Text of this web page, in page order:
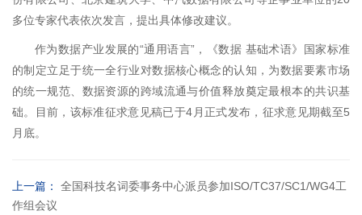
多位专家代表依次发言，提出具体修改建议。
作为数据产业发展的“通用语言”，《数据 基础术语》国家标准
的制定立足于统一全行业对数据核心概念的认知，为数据要素市场
的统一规范、数据资源的跨域流通与价值释放奠定最根本的共识基
础。目前，该标准征求意见稿已于4月正式发布，征求意见期截至5
月底。
上一篇：
全国科技名词委事务中心派员参加ISO/TC37/SC1/WG4工
作组会议